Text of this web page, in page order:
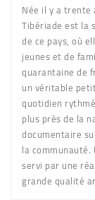
Née il y a trente
Tibériade est la
de ce pays, où
jeunes et de
quarantaine de
un véritable
quotidien
plus près de la
documentaire
la
servi par une
grande qualité